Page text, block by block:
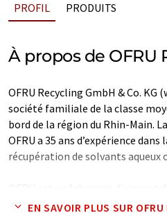
PROFIL PRODUITS
À propos de OFRU
OFRU Recycling GmbH & Co.
société familiale de la classe
bord de la région du Rhin-Main.
OFRU a 35 ans d’expérience
récupération de solvants aqueux
récupération pour des solvants
EN SAVOIR PLUS SUR OFRU